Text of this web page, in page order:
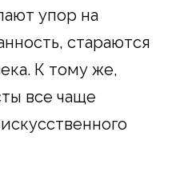
упор на
стараются
К тому же,
все чаще